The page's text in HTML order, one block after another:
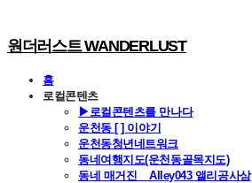
원더러스트 WANDERLUST
홈
로컬콘텐츠
▶로컬콘텐츠를 만나다
운천동 [ ] 이야기
운천동청년네트워크
동네여행지도(운천동골목지도)
동네 매거진 _ Alley043 앨리공사삼